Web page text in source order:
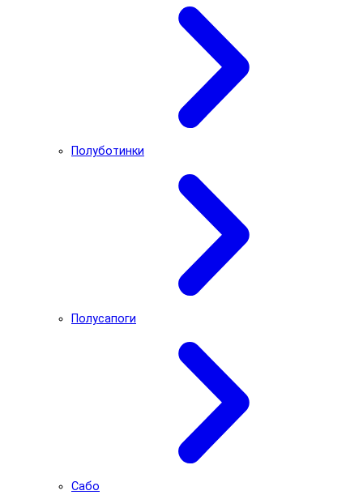
Полуботинки
Полусапоги
Сабо